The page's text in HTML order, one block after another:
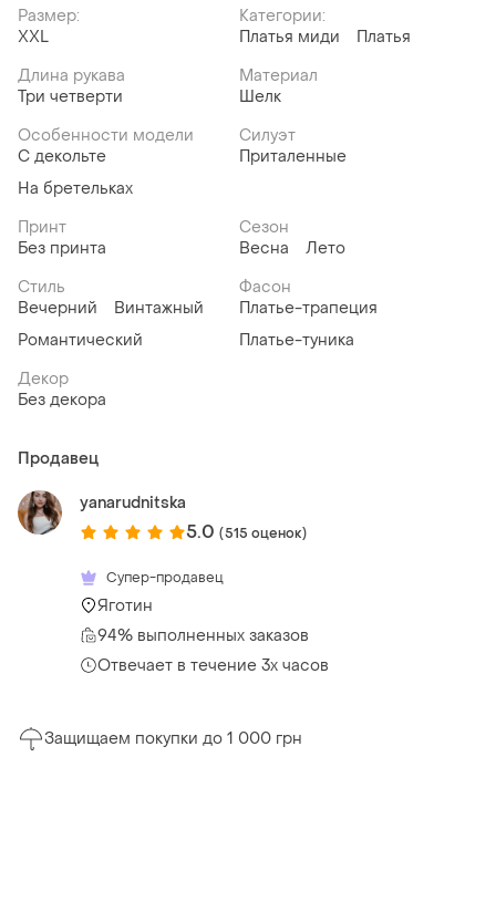
Размер:
XXL
Категории:
Платья миди
Платья
Длина рукава
Три четверти
Материал
Шелк
Особенности модели
С декольте
На бретельках
Силуэт
Приталенные
Принт
Без принта
Сезон
Весна
Лето
Стиль
Вечерний
Винтажный
Романтический
Фасон
Платье-трапеция
Платье-туника
Декор
Без декора
Продавец
yanarudnitska
5.0 (515 оценок)
Супер-продавец
Яготин
94% выполненных заказов
Отвечает в течение 3х часов
Защищаем покупки до 1 000 грн